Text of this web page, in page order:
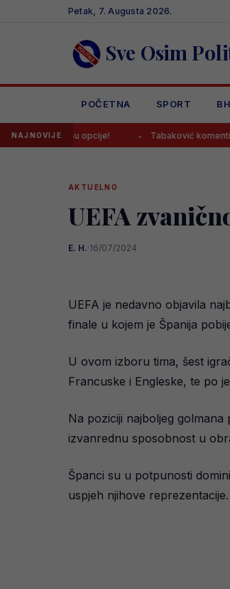
Petak, 7. Augusta 2026.
Sve Osim
POČETNA SPORT
NAJNOVIJE
tri su opcije! Tabaković komentirao
AKTUELNO
UEFA
E. H.·16/07/2024
UEFA je nedavno objavila
finale u kojem je Španija
U ovom izboru tima, šest
Francuske i Engleske, te po
Na poziciji najboljeg
izvanrednu sposobnost u
Španci su u potpunosti
uspjeh njihove reprezentacije.